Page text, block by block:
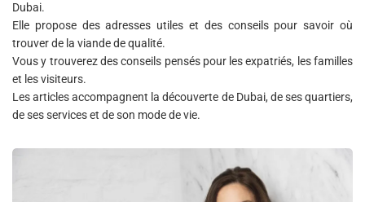
Dubai.
Elle propose des adresses utiles et des conseils pour savoir où
trouver de la viande de qualité.
Vous y trouverez des conseils pensés pour les expatriés, les familles
et les visiteurs.
Les articles accompagnent la découverte de Dubai, de ses quartiers,
de ses services et de son mode de vie.